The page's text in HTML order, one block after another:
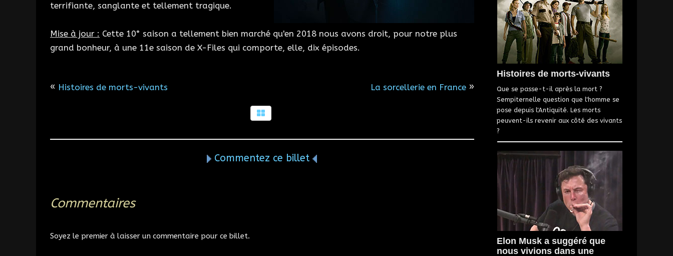
terrifiante, sanglante et tellement tragique.
Mise à jour : Cette 10° saison a tellement bien marché qu'en 2018 nous avons droit, pour notre plus
grand bonheur, à une 11e saison de X-Files qui comporte, elle, dix épisodes.
« Histoires de morts-vivants La sorcellerie en France »
Commentez ce billet
Commentaires
Soyez le premier à laisser un commentaire pour ce billet.
Histoires de morts-vivants
Que se passe-t-il après la mort ?
Sempiternelle question que l'homme se
pose depuis l'Antiquité. Les morts
peuvent-ils revenir aux côté des vivants
?
Elon Musk a suggéré que
nous vivions dans une